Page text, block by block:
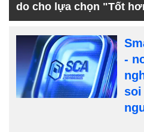
do cho lựa chọn "Tốt
-
soi